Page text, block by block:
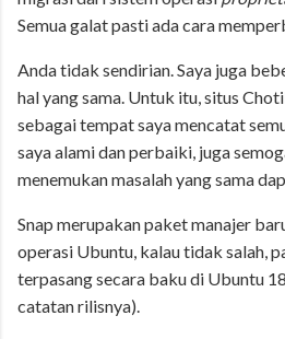
Semua galat pasti ada cara
Anda tidak sendirian. Saya juga
hal yang sama. Untuk itu, situs
sebagai tempat saya mencatat
saya alami dan perbaiki, juga
menemukan masalah yang sama
Snap merupakan paket manajer
operasi Ubuntu, kalau tidak salah,
terpasang secara baku di Ubuntu
catatan rilisnya).